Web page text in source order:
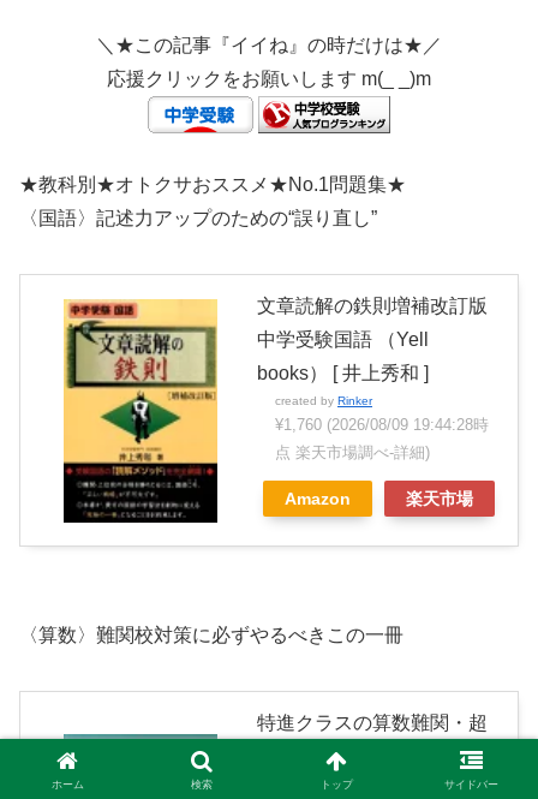
＼★この記事『イイね』の時だけは★／
応援クリックをお願いします m(_ _)m
★教科別★オトクサおススメ★No.1問題集★
〈国語〉記述力アップのための“誤り直し”
文章読解の鉄則増補改訂版
中学受験国語 （Yell
books） [ 井上秀和 ]
created by Rinker
¥1,760 (2026/08/09 19:44:28時
点 楽天市場調べ-詳細)
Amazon 楽天市場
〈算数〉難関校対策に必ずやるべきこの一冊
特進クラスの算数難関・超
難関校対策問題集〔新装
版〕 （シグマベスト） [ 前
ホーム 検索 トップ サイドバー